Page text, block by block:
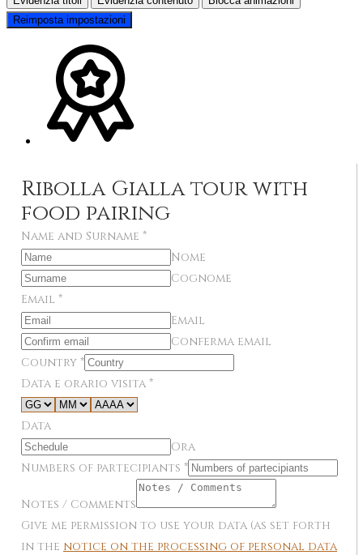
Reimposta impostazioni
Ribolla Gialla tour with
food pairing
Name and Surname *
Nome
Cognome
Email *
Email
Conferma email
Country *
Data e orario visita *
Data
Ora
Numbers of partecipiants *
Notes / Comments
Give me permission to use your data (as set forth
in the notice on the processing of personal data